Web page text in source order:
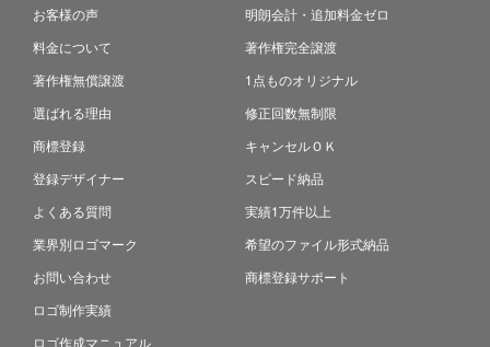
お客様の声
料金について
著作権無償譲渡
選ばれる理由
商標登録
登録デザイナー
よくある質問
業界別ロゴマーク
お問い合わせ
ロゴ制作実績
ロゴ作成マニュアル
明朗会計・追加料金ゼロ
著作権完全譲渡
1点ものオリジナル
修正回数無制限
キャンセルＯＫ
スピード納品
実績1万件以上
希望のファイル形式納品
商標登録サポート